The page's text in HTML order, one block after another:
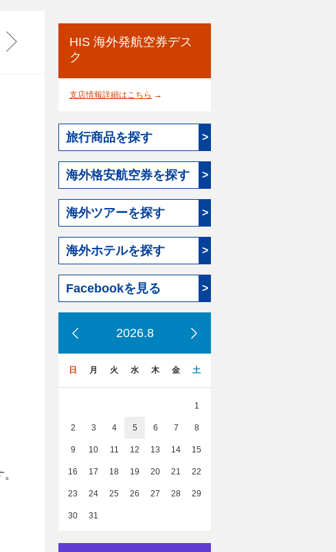
HIS 海外発航空券デス
ク
支店情報詳細はこちら →
旅行商品を探す >
海外格安航空券を探す >
海外ツアーを探す >
海外ホテルを探す >
Facebookを見る >
2026.8
日 月 火 水 木 金 土
1
2 3 4 5 6 7 8
9 10 11 12 13 14 15
16 17 18 19 20 21 22
23 24 25 26 27 28 29
30 31